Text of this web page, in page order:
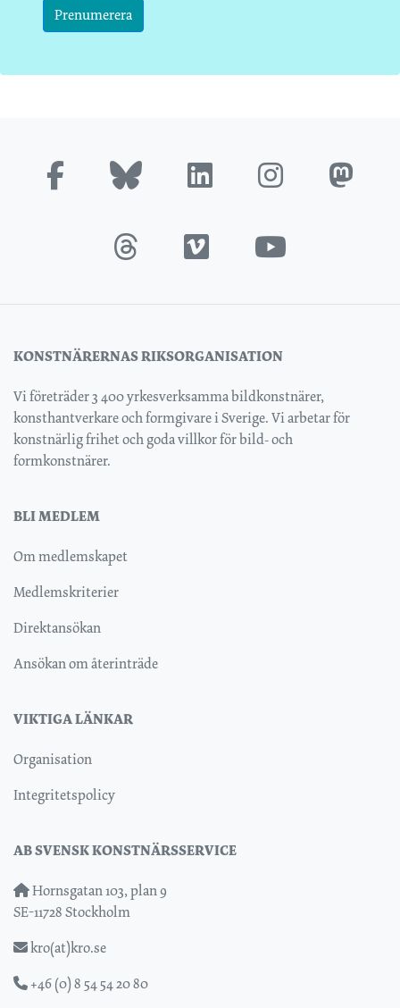
Prenumerera
KONSTNÄRERNAS RIKSORGANISATION
Vi företräder 3 400 yrkesverksamma bildkonstnärer,
konsthantverkare och formgivare i Sverige. Vi arbetar för
konstnärlig frihet och goda villkor för bild- och
formkonstnärer.
BLI MEDLEM
Om medlemskapet
Medlemskriterier
Direktansökan
Ansökan om återinträde
VIKTIGA LÄNKAR
Organisation
Integritetspolicy
AB SVENSK KONSTNÄRSSERVICE
Hornsgatan 103, plan 9
SE-11728 Stockholm
kro(at)kro.se
+46 (0) 8 54 54 20 80